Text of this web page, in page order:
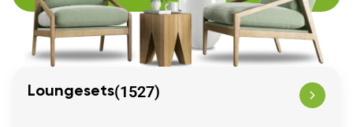
Loungesets(1527)